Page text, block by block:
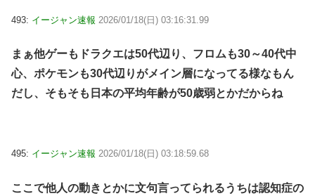
493: イージャン速報 2026/01/18(日) 03:16:31.99
まぁ他ゲーもドラクエは50代辺り、フロムも30～40代中
心、ポケモンも30代辺りがメイン層になってる様なもん
だし、そもそも日本の平均年齢が50歳弱とかだからね
495: イージャン速報 2026/01/18(日) 03:18:59.68
ここで他人の動きとかに文句言ってられるうちは認知症の